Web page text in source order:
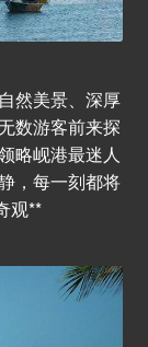
然美景、深厚
数游客前来探
略岘港最迷人
，每一刻都将
观**